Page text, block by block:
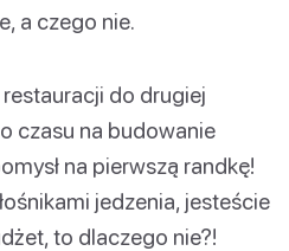
a czego nie.
do drugiej
czasu na budowanie
na pierwszą randkę!
jedzenia, jesteście
to dlaczego nie?!